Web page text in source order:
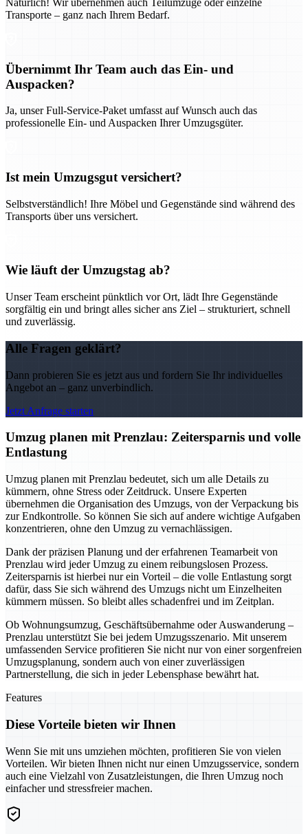
Transporte – ganz nach Ihrem Bedarf.
Übernimmt Ihr Team auch das Ein- und
Auspacken?
Ja, unser Full-Service-Paket umfasst auf Wunsch auch das
professionelle Ein- und Auspacken Ihrer Umzugsgüter.
Ist mein Umzugsgut versichert?
Selbstverständlich! Ihre Möbel und Gegenstände sind während des
Transports über uns versichert.
Wie läuft der Umzugstag ab?
Unser Team erscheint pünktlich vor Ort, lädt Ihre Gegenstände
sorgfältig ein und bringt alles sicher ans Ziel – strukturiert, schnell
und zuverlässig.
Alle Fragen geklärt?
Dann probieren Sie es jetzt aus und fordern Sie Ihr individuelles
Angebot an – ganz unverbindlich.
Jetzt Anfrage starten
Umzug planen mit Prenzlau: Zeitersparnis und volle
Entlastung
Umzug planen mit Prenzlau bedeutet, sich um alle Details zu
kümmern, ohne Stress oder Zeitdruck. Unsere Experten
übernehmen die Organisation des Umzugs, von der Verpackung bis
zur Endkontrolle. So können Sie sich auf andere wichtige Aufgaben
konzentrieren, ohne den Umzug zu vernachlässigen.
Dank der präzisen Planung und der erfahrenen Teamarbeit von
Prenzlau wird jeder Umzug zu einem reibungslosen Prozess.
Zeitersparnis ist hierbei nur ein Vorteil – die volle Entlastung sorgt
dafür, dass Sie sich während des Umzugs nicht um Einzelheiten
kümmern müssen. So bleibt alles schadenfrei und im Zeitplan.
Ob Wohnungsumzug, Geschäftsübernahme oder Auswanderung –
Prenzlau unterstützt Sie bei jedem Umzugsszenario. Mit unserem
umfassenden Service profitieren Sie nicht nur von einer sorgenfreien
Umzugsplanung, sondern auch von einer zuverlässigen
Partnerstellung, die sich in jeder Lebensphase bewährt hat.
Features
Diese Vorteile bieten wir Ihnen
Wenn Sie mit uns umziehen möchten, profitieren Sie von vielen
Vorteilen. Wir bieten Ihnen nicht nur einen Umzugsservice, sondern
auch eine Vielzahl von Zusatzleistungen, die Ihren Umzug noch
einfacher und stressfreier machen.